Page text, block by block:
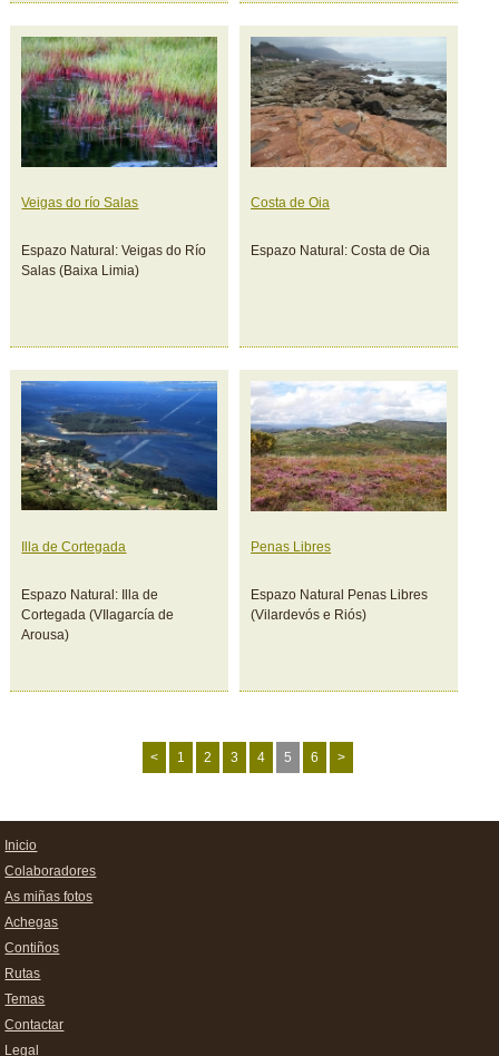
Veigas do río Salas
Espazo Natural: Veigas do Río
Salas (Baixa Limia)
Costa de Oia
Espazo Natural: Costa de Oia
Illa de Cortegada
Espazo Natural: Illa de
Cortegada (VIlagarcía de
Arousa)
Penas Libres
Espazo Natural Penas Libres
(Vilardevós e Riós)
< 1 2 3 4 5 6 >
Inicio
Colaboradores
As miñas fotos
Achegas
Contiños
Rutas
Temas
Contactar
Legal